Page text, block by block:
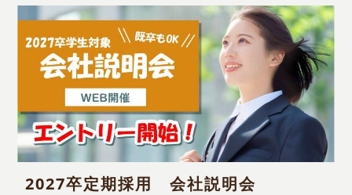
2027卒定期採用 会社説明会